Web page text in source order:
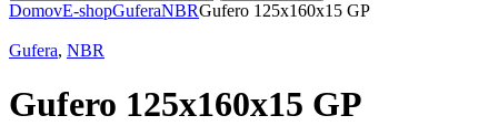
DomovE-shopGuferaNBRGufero 125x160x15 GP
Gufera, NBR
Gufero 125x160x15 GP